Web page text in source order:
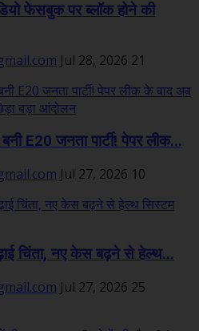
फेसबुक पर ब्लॉक होने की
Jul 28, 2026 21
E20 जनता पार्टी! पेपर लीक...
Jul 27, 2026 10
चिंता, नए केस बढ़ने से हेल्थ...
Jul 27, 2026 25